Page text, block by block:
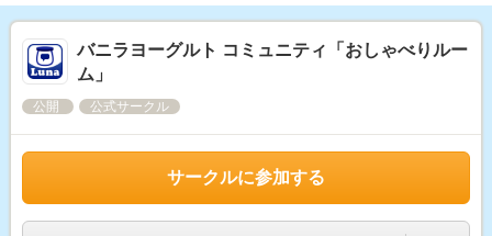
バニラヨーグルト コミュニティ「おしゃべりルー
ム」
公開 公式サークル
サークルに参加する